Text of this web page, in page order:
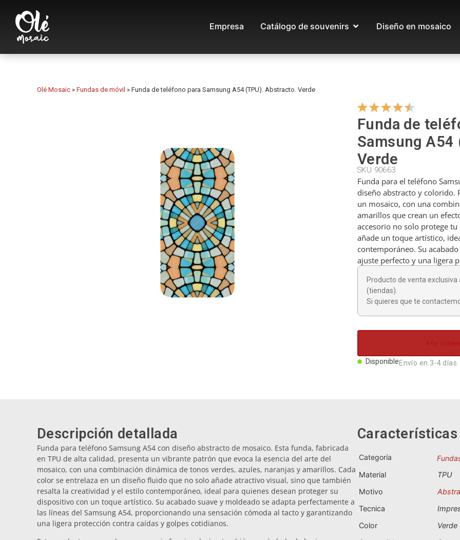
Empresa Catálogo de souvenirs Diseño en mosaico
Olé Mosaic » Fundas de móvil » Funda de teléfono para Samsung A54 (TPU). Abstracto. Verde
Funda de
Samsung
Verde
SKU 90663
Funda para el teléfono
diseño abstracto y colorido.
un mosaico, con una
amarillos que crean un
accesorio no solo protege
añade un toque artístico,
contemporáneo. Su
ajuste perfecto y una ligera
Producto de venta exclusiva
(tiendas).
Si quieres que te
Me
DisponibleEnvío en 3-4 días
Descripción detallada
Funda para teléfono Samsung A54 con diseño abstracto de mosaico. Esta funda, fabricada
en TPU de alta calidad, presenta un vibrante patrón que evoca la esencia del arte del
mosaico, con una combinación dinámica de tonos verdes, azules, naranjas y amarillos. Cada
color se entrelaza en un diseño fluido que no solo añade atractivo visual, sino que también
resalta la creatividad y el estilo contemporáneo, ideal para quienes desean proteger su
dispositivo con un toque artístico. Su acabado suave y moldeado se adapta perfectamente a
las líneas del Samsung A54, proporcionando una sensación cómoda al tacto y garantizando
una ligera protección contra caídas y golpes cotidianos.
Características
Categoría
Material
TPU
Motivo
Tecnica
Color
Verde